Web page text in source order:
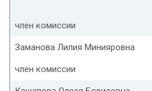
член комиссии
Заманова Лилия Минияровна
член комиссии